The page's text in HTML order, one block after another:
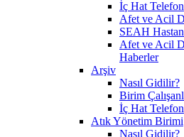
İç Hat Telefon
Afet ve Acil
SEAH
Afet ve Acil
Haberler
Arşiv
Nasıl Gidilir?
Birim
İç Hat Telefon
Atık Yönetim Birimi
Nasıl Gidilir?